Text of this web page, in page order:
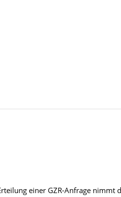
einer GZR-Anfrage nimmt